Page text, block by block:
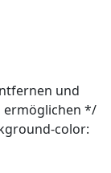
und
ermöglichen */
color: